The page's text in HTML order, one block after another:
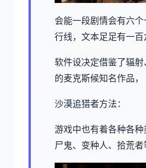
会能一段剧情会有六
行线，文本足足有一百
软件设决定借鉴了辐
的麦克斯候知名作品，
沙漠追猎者方法：
游戏中也有着各种各
尸鬼、变种人、拾荒者